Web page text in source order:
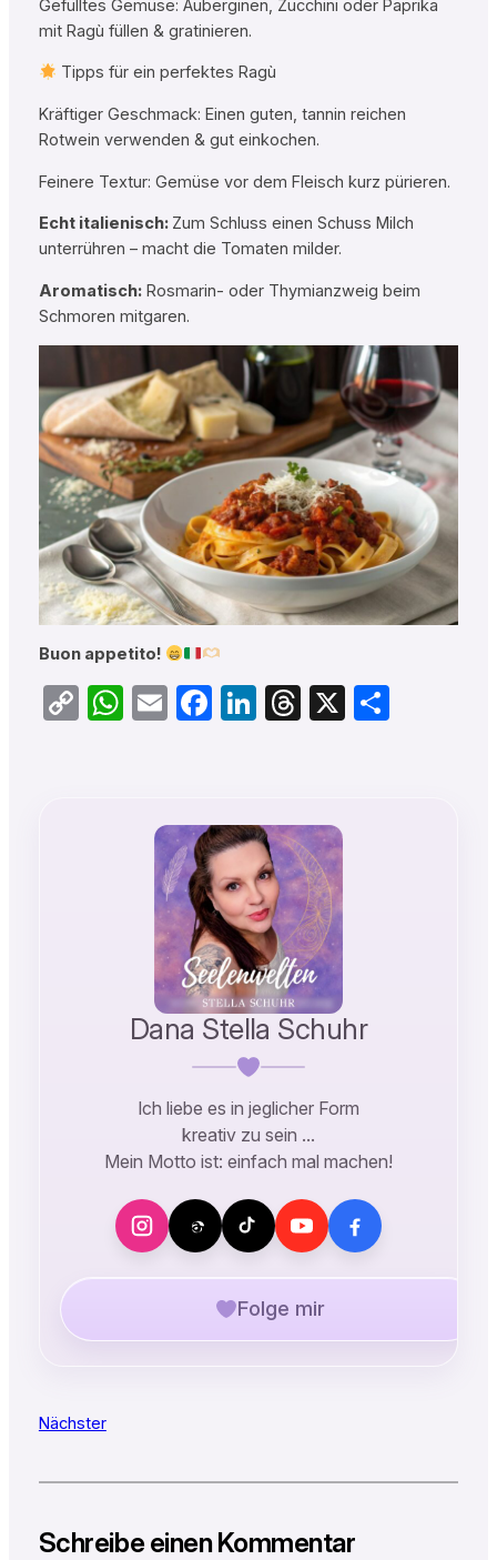
Gefülltes Gemüse: Auberginen, Zucchini oder Paprika
mit Ragù füllen & gratinieren.
Tipps für ein perfektes Ragù
Kräftiger Geschmack: Einen guten, tannin reichen
Rotwein verwenden & gut einkochen.
Feinere Textur: Gemüse vor dem Fleisch kurz pürieren.
Echt italienisch: Zum Schluss einen Schuss Milch
unterrühren – macht die Tomaten milder.
Aromatisch:Rosmarin- oder Thymianzweig beim
Schmoren mitgaren.
Buon appetito!
CopyWhatsApp
EmailFacebook
LinkedIn
Threads
X Teilen
Dana Stella Schuhr
Ich liebe es in jeglicher Form
kreativ zu sein …
Mein Motto ist: einfach mal machen!
Folge mir
Nächster
Schreibe einen Kommentar